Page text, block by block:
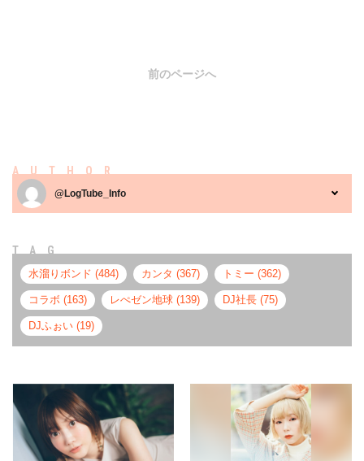
前のページへ
AUTHOR
@LogTube_Info
TAG
水溜りボンド (484) カンタ (367) トミー (362)
コラボ (163) レぺゼン地球 (139) DJ社長 (75)
DJふぉい (19)